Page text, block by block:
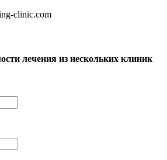
clinic.com
лечения из нескольких клиник